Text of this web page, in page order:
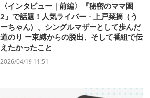
〈インタビュー｜前編〉『秘密のママ園
2』で話題！人気ライバー・上戸菜摘（う
ーちゃん）、シングルマザーとして歩んだ
道のり ー束縛からの脱出、そして番組で伝
えたかったこと
2026/04/19 11:51